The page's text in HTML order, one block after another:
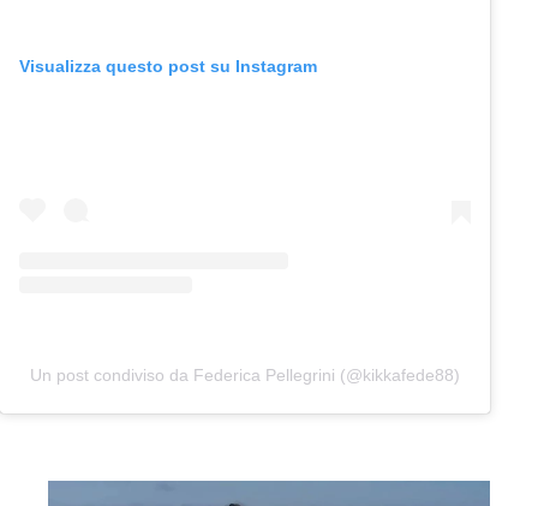
Visualizza questo post su Instagram
Un post condiviso da Federica Pellegrini (@kikkafede88)